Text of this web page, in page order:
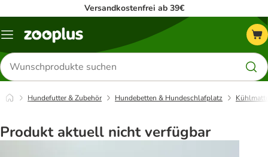
Versandkostenfrei ab 39€
Menü
Produkte
suchen
Hundefutter & Zubehör Hundebetten & Hundeschlafplatz
Produkt aktuell nicht verfügbar